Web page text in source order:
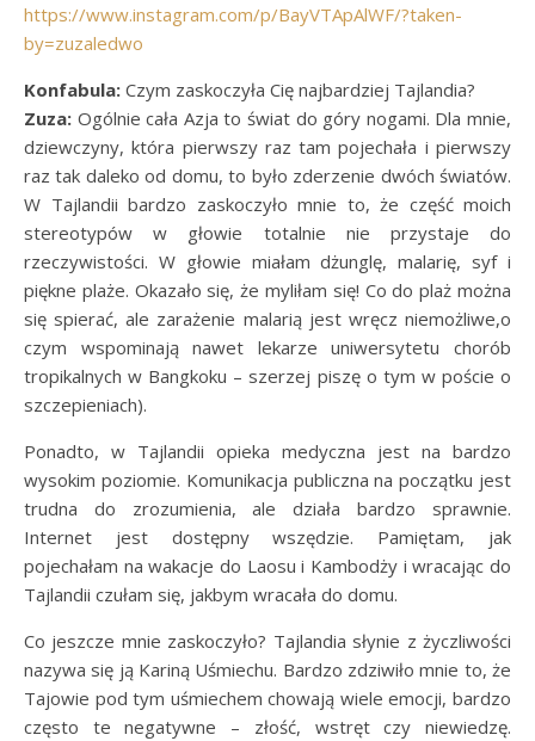
https://www.instagram.com/p/BayVTApAlWF/?taken-
by=zuzaledwo
Konfabula: Czym zaskoczyła Cię najbardziej Tajlandia?
Zuza: Ogólnie cała Azja to świat do góry nogami. Dla mnie,
dziewczyny, która pierwszy raz tam pojechała i pierwszy
raz tak daleko od domu, to było zderzenie dwóch światów.
W Tajlandii bardzo zaskoczyło mnie to, że część moich
stereotypów w głowie totalnie nie przystaje do
rzeczywistości. W głowie miałam dżunglę, malarię, syf i
piękne plaże. Okazało się, że myliłam się! Co do plaż można
się spierać, ale zarażenie malarią jest wręcz niemożliwe,o
czym wspominają nawet lekarze uniwersytetu chorób
tropikalnych w Bangkoku – szerzej piszę o tym w poście o
szczepieniach).
Ponadto, w Tajlandii opieka medyczna jest na bardzo
wysokim poziomie. Komunikacja publiczna na początku jest
trudna do zrozumienia, ale działa bardzo sprawnie.
Internet jest dostępny wszędzie. Pamiętam, jak
pojechałam na wakacje do Laosu i Kambodży i wracając do
Tajlandii czułam się, jakbym wracała do domu.
Co jeszcze mnie zaskoczyło? Tajlandia słynie z życzliwości
nazywa się ją Kariną Uśmiechu. Bardzo zdziwiło mnie to, że
Tajowie pod tym uśmiechem chowają wiele emocji, bardzo
często te negatywne – złość, wstręt czy niewiedzę.